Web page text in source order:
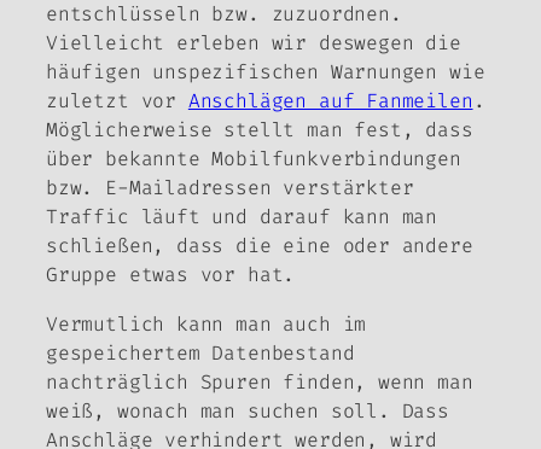
entschlüsseln bzw. zuzuordnen.
Vielleicht erleben wir deswegen die
häufigen unspezifischen Warnungen wie
zuletzt vor Anschlägen auf Fanmeilen .
Möglicherweise stellt man fest, dass
über bekannte Mobilfunkverbindungen
bzw. E-Mailadressen verstärkter
Traffic läuft und darauf kann man
schließen, dass die eine oder andere
Gruppe etwas vor hat.
Vermutlich kann man auch im
gespeichertem Datenbestand
nachträglich Spuren finden, wenn man
weiß, wonach man suchen soll. Dass
Anschläge verhindert werden, wird